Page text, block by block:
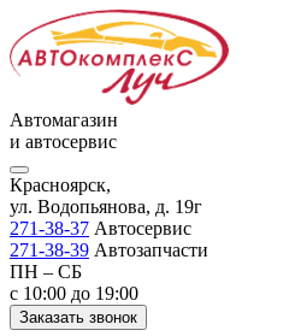
Автомагазин
и автосервис
Красноярск,
ул. Водопьянова, д. 19г
271-38-37 Автосервис
271-38-39 Автозапчасти
ПН – СБ
с 10:00 до 19:00
Заказать звонок